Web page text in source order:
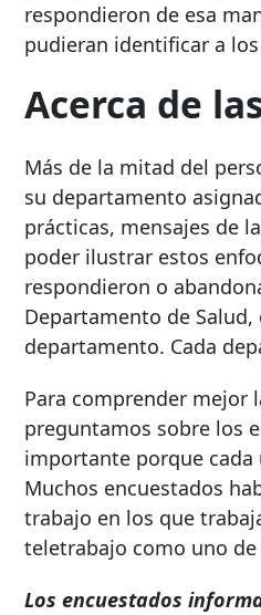
respondieron de esa
pudieran identificar a
Acerca de
Más de la mitad del
su departamento
prácticas, mensajes de
poder ilustrar estos
respondieron o
Departamento de
departamento. Cada
Para comprender mejor
preguntamos sobre los
importante porque cada
Muchos encuestados
trabajo en los que
teletrabajo como uno
Los encuestados